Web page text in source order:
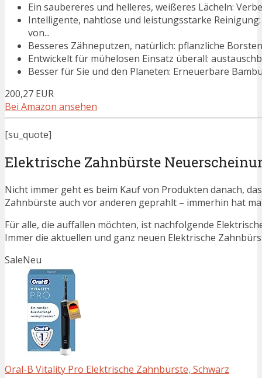
Ein saubereres und helleres, weißeres Lächeln:
Intelligente, nahtlose und leistungsstarke
von...
Besseres Zähneputzen, natürlich: pflanzliche
Entwickelt für mühelosen Einsatz überall:
Besser für Sie und den Planeten: Erneuerbare
200,27 EUR
Bei Amazon ansehen
[su_quote]
Elektrische Zahnbürste
Nicht immer geht es beim Kauf von Produkten danach,
Zahnbürste auch vor anderen geprahlt – immerhin hat
Für alle, die auffallen möchten, ist nachfolgende
Immer die aktuellen und ganz neuen Elektrische
SaleNeu
Oral-B Vitality Pro Elektrische Zahnbürste, Schwarz